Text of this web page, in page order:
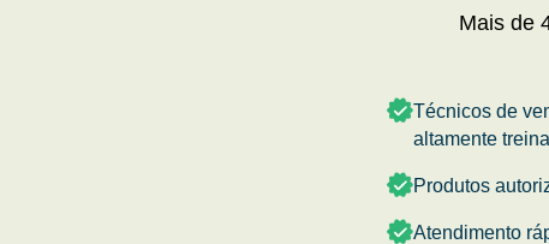
Mais de
Técnicos de
altamente
Produtos
Atendimento